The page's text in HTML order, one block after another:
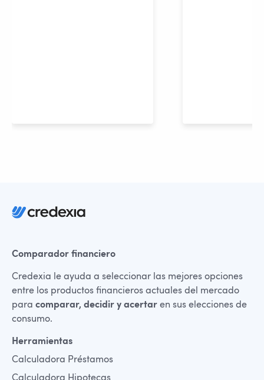
Comparador financiero
Credexia le ayuda a seleccionar las mejores opciones
entre los productos financieros actuales del mercado
para comparar, decidir y acertar en sus elecciones de
consumo.
Herramientas
Calculadora Préstamos